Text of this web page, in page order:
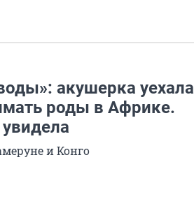
акушерка уехала
роды в Африке.
и Конго